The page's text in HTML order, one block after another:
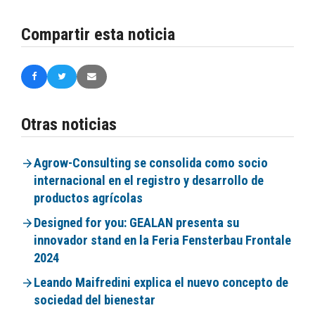
Compartir esta noticia
Otras noticias
Agrow-Consulting se consolida como socio
internacional en el registro y desarrollo de
productos agrícolas
Designed for you: GEALAN presenta su
innovador stand en la Feria Fensterbau Frontale
2024
Leando Maifredini explica el nuevo concepto de
sociedad del bienestar